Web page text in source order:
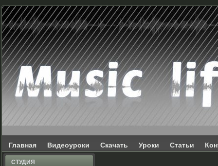
Главная Видеоуроки Скачать Уроки Статьи
СТУДИЯ